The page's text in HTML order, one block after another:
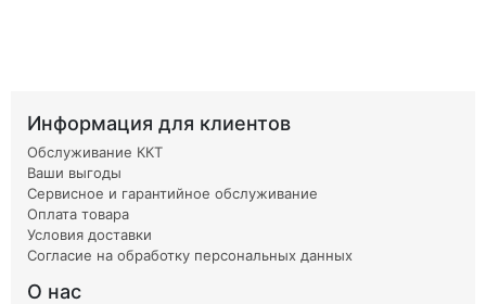
Информация для клиентов
Обслуживание ККТ
Ваши выгоды
Сервисное и гарантийное обслуживание
Оплата товара
Условия доставки
Согласие на обработку персональных данных
О нас